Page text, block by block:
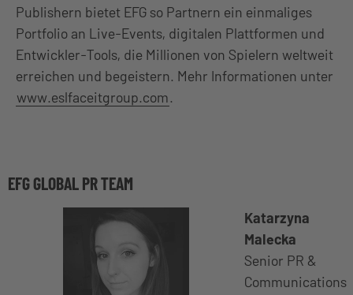
Publishern bietet EFG so Partnern ein einmaliges
Portfolio an Live-Events, digitalen Plattformen und
Entwickler-Tools, die Millionen von Spielern weltweit
erreichen und begeistern. Mehr Informationen unter
www.eslfaceitgroup.com.
EFG GLOBAL PR TEAM
Katarzyna
Malecka
Senior PR &
Communications